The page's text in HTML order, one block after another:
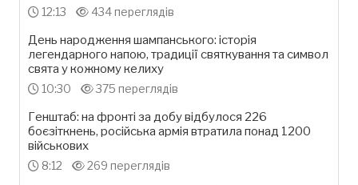
12:13 434 переглядів
День народження шампанського: історія
легендарного напою, традиції святкування та символ
свята у кожному келиху
10:30 375 переглядів
Генштаб: на фронті за добу відбулося 226
боєзіткнень, російська армія втратила понад 1200
військових
8:12 269 переглядів